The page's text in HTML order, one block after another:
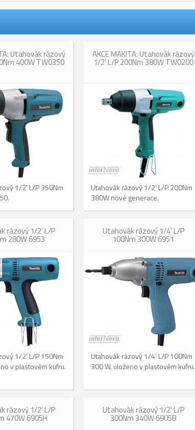
Utahovák rázový
400W TW0350
1/2' L/P 350Nm
AKCE MAKITA: Utahovák rázový
1/2' L/P 200Nm 380W TW0200
Utahovák rázový 1/2' L/P 200Nm
380W nové generace.
rázový 1/2' L/P
280W 6953
1/2' L/P 150Nm
v plastovém kufru.
Utahovák rázový 1/4' L/P
100Nm 300W 6951
Utahovák rázový 1/4' L/P 100Nm
300 W, uloženo v plastovém kufru.
rázový 1/2' L/P
470W 6905H
Utahovák rázový 1/2' L/P
300Nm 340W 6905B